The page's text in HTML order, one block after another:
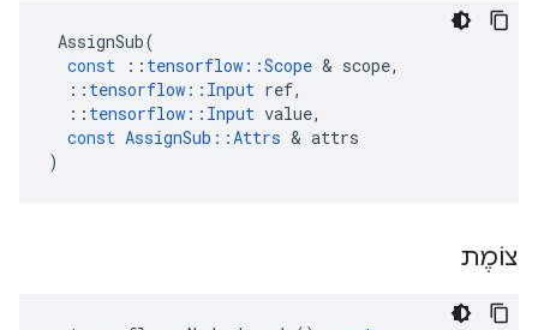
AssignSub(
const
:: tensorflow ::Scope & scope,
:: tensorflow :: Input ref,
:: tensorflow :: Input value,
const AssignSub ::Attrs & attrs
)
צוֹמֶת